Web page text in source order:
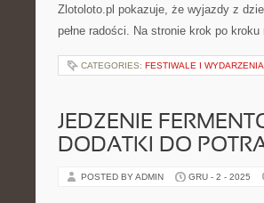
Zlotoloto.pl pokazuje, że wyjazdy z
pełne radości. Na stronie krok po
CATEGORIES: FESTIWALE I
JEDZENIE
DODATKI DO
POSTED BY ADMIN GRU - 2 - 2025